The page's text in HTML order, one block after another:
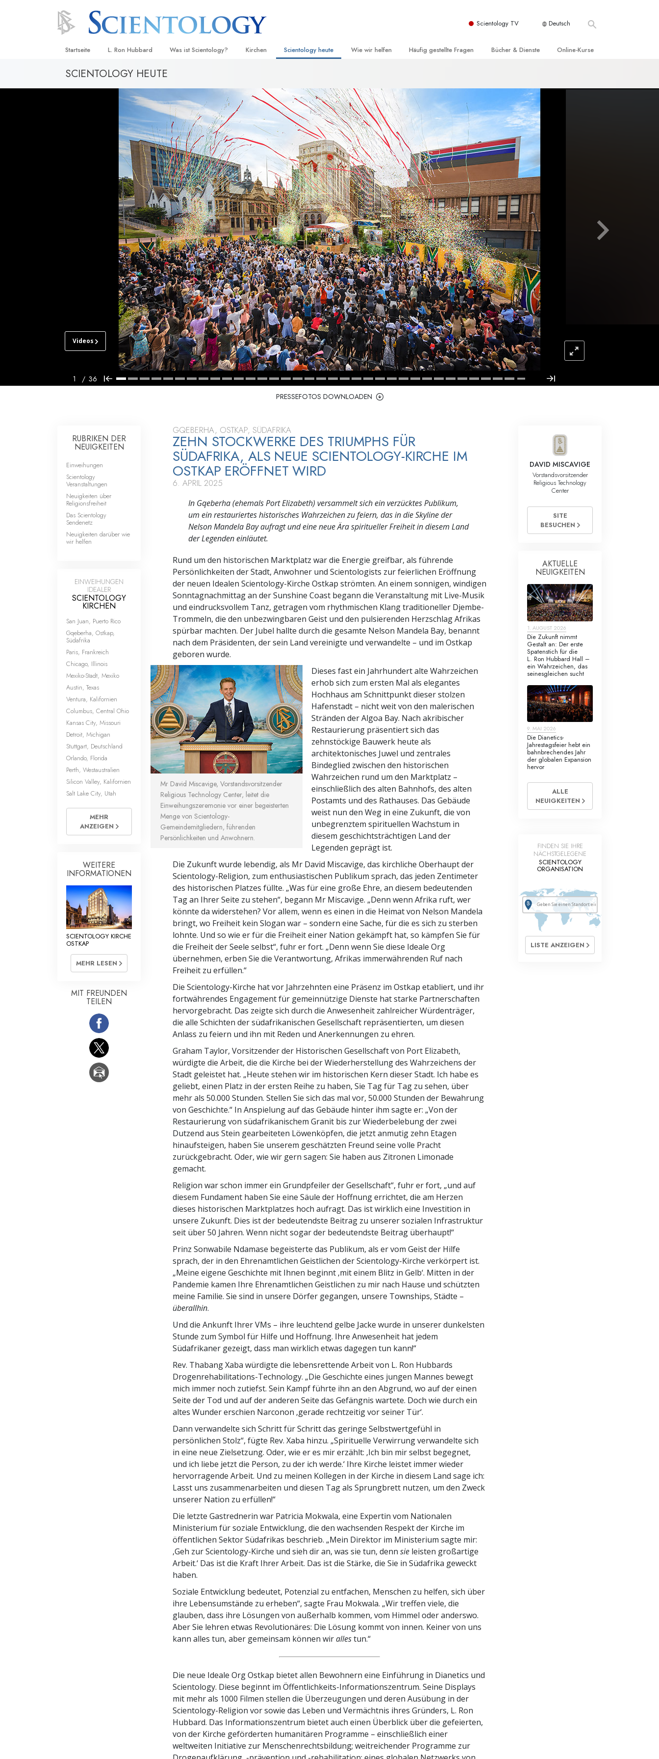
Scientology TV Deutsch
Startseite L. Ron Hubbard Was ist Scientology?
Scientology Bekenntnisse und
Kodizes
Was Scientologen über Scientology
sagen
Lernen Sie einen Scientologen kennen
Innerhalb einer Scientology Kirche
Die Grundprinzipien der Scientology
Eine Einführung in die Dianetik
Liebe und Hass – Was ist Größe?
Kirchen
Ideale Scientology Kirchen
Fortgeschrittene Organisationen
Flag Land Base
Freewinds
Scientology für die Welt
Scientology heute
Scientology Veranstaltungen
David Miscavige – Kirchliches
Oberhaupt von Scientology
Wie wir helfen
Applied Scholastics
Criminon
Narconon
Fakten über Drogen
United for Human Rights (Vereint für
Menschenrechte)
Citizens Commission on Human Rights
Ehrenamtliche Scientology Geistliche
Häufig gestellte Fragen
Innerhalb einer Scientology Kirche
Die Organisation der Scientology
Bücher & Dienste
Einführungsvorträge
Einführungsfilme
Einführende Dienste
Online-Kurse
Die Dynamiken des Daseins
Die Bestandteile des Verstehens
Lösungen für eine gefährliche Umwelt
Beistände bei Krankheiten und
Verletzungen
Integrität und Ehrlichkeit
Ehe
Die emotionelle Tonskala
Antworten auf das Drogenproblem
Kinder
Werkzeuge für den Arbeitsplatz
Ethik und die Zustände
Die Ursache von Unterdrückung
Ermittlungen
Grundlagen des Organisierens
Die Grundlagen von Public Relations
SCIENTOLOGY HEUTE
Videos
SCIENTOLOGY
BESICHTIGUNG
1 / 36
PRESSEFOTOS DOWNLOADEN
GQEBERHA, OSTKAP, SÜDAFRIKA
ZEHN STOCKWERKE DES TRIUMPHS FÜR
SÜDAFRIKA, ALS NEUE SCIENTOLOGY-KIRCHE IM
OSTKAP ERÖFFNET WIRD
6. APRIL 2025
In Gqeberha (ehemals Port Elizabeth) versammelt sich ein verzücktes Publikum,
um ein restauriertes historisches Wahrzeichen zu feiern, das in die Skyline der
Nelson Mandela Bay aufragt und eine neue Ära spiritueller Freiheit in diesem Land
der Legenden einläutet.
Rund um den historischen Marktplatz war die Energie greifbar, als führende
Persönlichkeiten der Stadt, Anwohner und Scientologists zur feierlichen Eröffnung
der neuen Idealen Scientology-Kirche Ostkap strömten. An einem sonnigen, windigen
Sonntagnachmittag an der Sunshine Coast begann die Veranstaltung mit Live-Musik
und eindrucksvollem Tanz, getragen vom rhythmischen Klang traditioneller Djembe-
Trommeln, die den unbezwingbaren Geist und den pulsierenden Herzschlag Afrikas
spürbar machten. Der Jubel hallte durch die gesamte Nelson Mandela Bay, benannt
nach dem Präsidenten, der sein Land vereinigte und verwandelte – und im Ostkap
geboren wurde.
Mr David Miscavige, Vorstandsvorsitzender
Religious Technology Center, leitet die
Einweihungszeremonie vor einer begeisterten
Menge von Scientology-
Gemeindemitgliedern, führenden
Persönlichkeiten und Anwohnern.
Dieses fast ein Jahrhundert alte Wahrzeichen
erhob sich zum ersten Mal als elegantes
Hochhaus am Schnittpunkt dieser stolzen
Hafenstadt – nicht weit von den malerischen
Stränden der Algoa Bay. Nach akribischer
Restaurierung präsentiert sich das
zehnstöckige Bauwerk heute als
architektonisches Juwel und zentrales
Bindeglied zwischen den historischen
Wahrzeichen rund um den Marktplatz –
einschließlich des alten Bahnhofs, des alten
Postamts und des Rathauses. Das Gebäude
weist nun den Weg in eine Zukunft, die von
unbegrenztem spirituellen Wachstum in
diesem geschichtsträchtigen Land der
Legenden geprägt ist.
Die Zukunft wurde lebendig, als Mr David Miscavige, das kirchliche Oberhaupt der
Scientology-Religion, zum enthusiastischen Publikum sprach, das jeden Zentimeter
des historischen Platzes füllte. „Was für eine große Ehre, an diesem bedeutenden
Tag an Ihrer Seite zu stehen“, begann Mr Miscavige. „Denn wenn Afrika ruft, wer
könnte da widerstehen? Vor allem, wenn es einen in die Heimat von Nelson Mandela
bringt, wo Freiheit kein Slogan war – sondern eine Sache, für die es sich zu sterben
lohnte. Und so wie er für die Freiheit einer Nation gekämpft hat, so kämpfen Sie für
die Freiheit der Seele selbst“, fuhr er fort. „Denn wenn Sie diese Ideale Org
übernehmen, erben Sie die Verantwortung, Afrikas immerwährenden Ruf nach
Freiheit zu erfüllen.“
Die Scientology-Kirche hat vor Jahrzehnten eine Präsenz im Ostkap etabliert, und ihr
fortwährendes Engagement für gemeinnützige Dienste hat starke Partnerschaften
hervorgebracht. Das zeigte sich durch die Anwesenheit zahlreicher Würdenträger,
die alle Schichten der südafrikanischen Gesellschaft repräsentierten, um diesen
Anlass zu feiern und ihn mit Reden und Anerkennungen zu ehren.
Graham Taylor, Vorsitzender der Historischen Gesellschaft von Port Elizabeth,
würdigte die Arbeit, die die Kirche bei der Wiederherstellung des Wahrzeichens der
Stadt geleistet hat. „Heute stehen wir im historischen Kern dieser Stadt. Ich habe es
geliebt, einen Platz in der ersten Reihe zu haben, Sie Tag für Tag zu sehen, über
mehr als 50.000 Stunden. Stellen Sie sich das mal vor, 50.000 Stunden der Bewahrung
von Geschichte.“ In Anspielung auf das Gebäude hinter ihm sagte er: „Von der
Restaurierung von südafrikanischem Granit bis zur Wiederbelebung der zwei
Dutzend aus Stein gearbeiteten Löwenköpfen, die jetzt anmutig zehn Etagen
hinaufsteigen, haben Sie unserem geschätzten Freund seine volle Pracht
zurückgebracht. Oder, wie wir gern sagen: Sie haben aus Zitronen Limonade
gemacht.
Religion war schon immer ein Grundpfeiler der Gesellschaft“, fuhr er fort, „und auf
diesem Fundament haben Sie eine Säule der Hoffnung errichtet, die am Herzen
dieses historischen Marktplatzes hoch aufragt. Das ist wirklich eine Investition in
unsere Zukunft. Dies ist der bedeutendste Beitrag zu unserer sozialen Infrastruktur
seit über 50 Jahren. Wenn nicht sogar der bedeutendste Beitrag überhaupt!“
Prinz Sonwabile Ndamase begeisterte das Publikum, als er vom Geist der Hilfe
sprach, der in den Ehrenamtlichen Geistlichen der Scientology-Kirche verkörpert ist.
„Meine eigene Geschichte mit Ihnen beginnt ‚mit einem Blitz in Gelb‘. Mitten in der
Pandemie kamen Ihre Ehrenamtlichen Geistlichen zu mir nach Hause und schützten
meine Familie. Sie sind in unsere Dörfer gegangen, unsere Townships, Städte –
überallhin.
Und die Ankunft Ihrer VMs – ihre leuchtend gelbe Jacke wurde in unserer dunkelsten
Stunde zum Symbol für Hilfe und Hoffnung. Ihre Anwesenheit hat jedem
Südafrikaner gezeigt, dass man wirklich etwas dagegen tun kann!“
Rev. Thabang Xaba würdigte die lebensrettende Arbeit von L. Ron Hubbards
Drogenrehabilitations-Technology. „Die Geschichte eines jungen Mannes bewegt
mich immer noch zutiefst. Sein Kampf führte ihn an den Abgrund, wo auf der einen
Seite der Tod und auf der anderen Seite das Gefängnis wartete. Doch wie durch ein
altes Wunder erschien Narconon ‚gerade rechtzeitig vor seiner Tür‘.
Dann verwandelte sich Schritt für Schritt das geringe Selbstwertgefühl in
persönlichen Stolz“, fügte Rev. Xaba hinzu. „Spirituelle Verwirrung verwandelte sich
in eine neue Zielsetzung. Oder, wie er es mir erzählt: ‚Ich bin mir selbst begegnet,
und ich liebe jetzt die Person, zu der ich werde.‘ Ihre Kirche leistet immer wieder
hervorragende Arbeit. Und zu meinen Kollegen in der Kirche in diesem Land sage ich:
Lasst uns zusammenarbeiten und diesen Tag als Sprungbrett nutzen, um den Zweck
unserer Nation zu erfüllen!“
Die letzte Gastrednerin war Patricia Mokwala, eine Expertin vom Nationalen
Ministerium für soziale Entwicklung, die den wachsenden Respekt der Kirche im
öffentlichen Sektor Südafrikas beschrieb. „Mein Direktor im Ministerium sagte mir:
‚Geh zur Scientology-Kirche und sieh dir an, was sie tun, denn sie leisten großartige
Arbeit.‘ Das ist die Kraft Ihrer Arbeit. Das ist die Stärke, die Sie in Südafrika geweckt
haben.
Soziale Entwicklung bedeutet, Potenzial zu entfachen, Menschen zu helfen, sich über
ihre Lebensumstände zu erheben“, sagte Frau Mokwala. „Wir treffen viele, die
glauben, dass ihre Lösungen von außerhalb kommen, vom Himmel oder anderswo.
Aber Sie lehren etwas Revolutionäres: Die Lösung kommt von innen. Keiner von uns
kann alles tun, aber gemeinsam können wirallestun.“
Die neue Ideale Org Ostkap bietet allen Bewohnern eine Einführung in Dianetics und
Scientology. Diese beginnt im Öffentlichkeits-Informationszentrum. Seine Displays
mit mehr als 1000 Filmen stellen die Überzeugungen und deren Ausübung in der
Scientology-Religion vor sowie das Leben und Vermächtnis ihres Gründers, L. Ron
Hubbard. Das Informationszentrum bietet auch einen Überblick über die gefeierten,
von der Kirche geförderten humanitären Programme – einschließlich einer
weltweiten Initiative zur Menschenrechtsbildung; weitreichender Programme zur
RUBRIKEN DER
NEUIGKEITEN
Einweihungen
Scientology
Veranstaltungen
Neuigkeiten über
Religionsfreiheit
Das Scientology
Sendenetz
Neuigkeiten darüber wie
wir helfen
EINWEIHUNGEN
IDEALER
SCIENTOLOGY
KIRCHEN
San Juan, Puerto Rico
Gqeberha, Ostkap,
Südafrika
Paris, Frankreich
Chicago, Illinois
Mexiko-Stadt, Mexiko
Austin, Texas
Ventura, Kalifornien
Columbus, Central Ohio
Kansas City, Missouri
Detroit, Michigan
Stuttgart, Deutschland
Orlando, Florida
Perth, Westaustralien
Silicon Valley, Kalifornien
Salt Lake City, Utah
MEHR
ANZEIGEN
WEITERE
INFORMATIONEN
SCIENTOLOGY KIRCHE
OSTKAP
MEHR LESEN
MIT FREUNDEN
TEILEN
DAVID MISCAVIGE
Vorstandsvorsitzender
Religious Technology
Center
SITE
BESUCHEN
AKTUELLE
NEUIGKEITEN
1. AUGUST 2026
Die Zukunft nimmt
Gestalt an: Der erste
Spatenstich für die
L. Ron Hubbard Hall –
ein Wahrzeichen, das
seinesgleichen sucht
9. MAI 2026
Die Dianetics-
Jahrestagsfeier hebt ein
bahnbrechendes Jahr
der globalen Expansion
hervor
ALLE
NEUIGKEITEN
FINDEN SIE IHRE
NÄCHSTGELEGENE
SCIENTOLOGY
ORGANISATION
LISTE ANZEIGEN